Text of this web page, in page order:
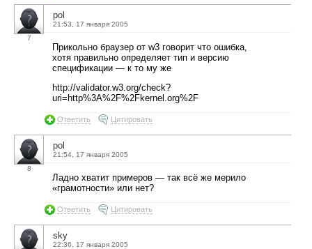
7
pol
21:53, 17 января 2005
Прикольно браузер от w3 говорит что ошибка,
хотя правильно определяет тип и версию
спецификации — к то му же
http://validator.w3.org/check?
uri=http%3A%2F%2Fkernel.org%2F
Ответить Цитировать
8
pol
21:54, 17 января 2005
Ладно хватит примеров — так всё же мерило
«грамотности» или нет?
Ответить Цитировать
sky
22:36, 17 января 2005